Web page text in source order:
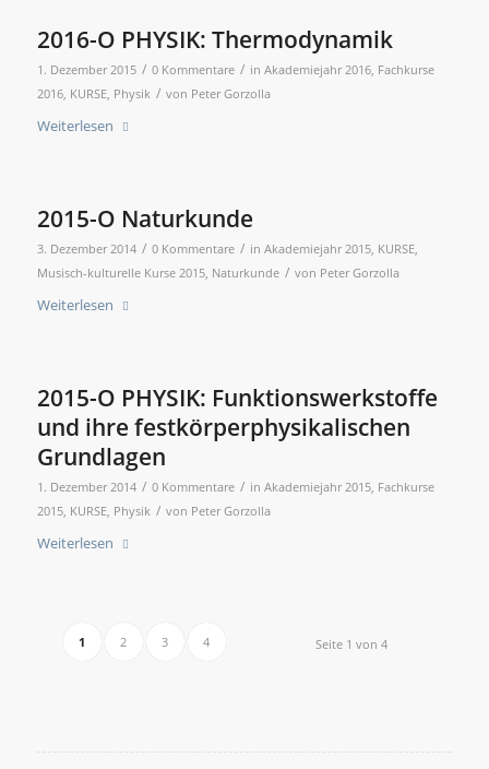
2016-O PHYSIK: Thermodynamik
1. Dezember 2015 / 0 Kommentare / in Akademiejahr 2016, Fachkurse
2016, KURSE, Physik / von Peter Gorzolla
Weiterlesen
2015-O Naturkunde
3. Dezember 2014 / 0 Kommentare / in Akademiejahr 2015, KURSE,
Musisch-kulturelle Kurse 2015, Naturkunde / von Peter Gorzolla
Weiterlesen
2015-O PHYSIK: Funktionswerkstoffe
und ihre festkörperphysikalischen
Grundlagen
1. Dezember 2014 / 0 Kommentare / in Akademiejahr 2015, Fachkurse
2015, KURSE, Physik / von Peter Gorzolla
Weiterlesen
Seite 1 von 4
1 2 3 4